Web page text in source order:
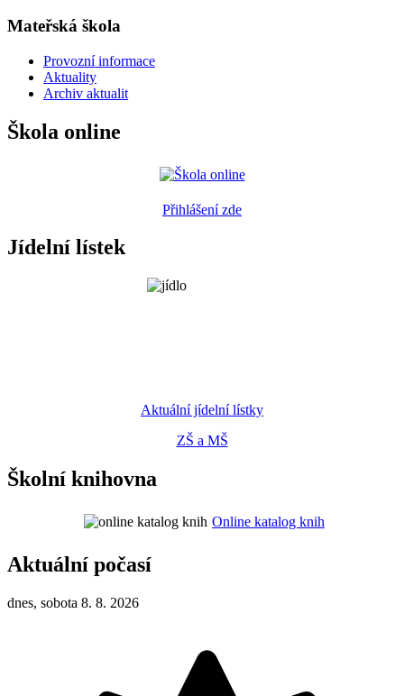
Mateřská škola
Provozní informace
Aktuality
Archiv aktualit
Škola online
Přihlášení zde
Jídelní lístek
Aktuální jídelní lístky
ZŠ a MŠ
Školní knihovna
Online katalog knih
Aktuální počasí
dnes, sobota 8. 8. 2026